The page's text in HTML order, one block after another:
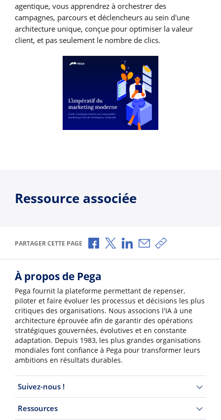
agentique, vous apprendrez à orchestrer des
campagnes, parcours et déclencheurs au sein d'une
architecture unique, conçue pour optimiser la valeur
client, et pas seulement le nombre de clics.
Ressource associée
PARTAGER CETTE PAGE Partager via Facebook
Partager via X
Partager via LinkedIn
Partager par e-mail
Copier le lien
À propos de Pega
Pega fournit la plateforme permettant de repenser,
piloter et faire évoluer les processus et décisions les plus
critiques des organisations. Nous associons l'IA à une
architecture éprouvée afin de garantir des opérations
stratégiques gouvernées, évolutives et en constante
adaptation. Depuis 1983, les plus grandes organisations
mondiales font confiance à Pega pour transformer leurs
ambitions en résultats durables.
Suivez-nous !
Ressources